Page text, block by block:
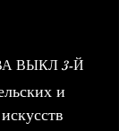
ВЫКЛ 3-Й
и